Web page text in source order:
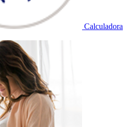
Calculadora